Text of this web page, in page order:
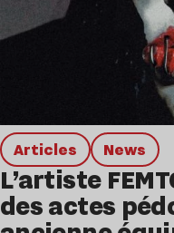
Articles news
L’artiste
des actes